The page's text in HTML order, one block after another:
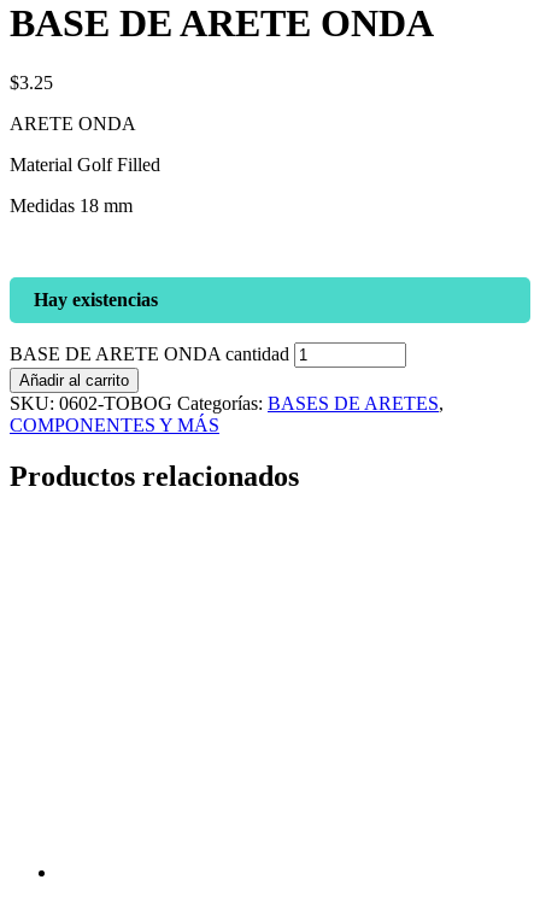
BASE DE ARETE ONDA
$3.25
ARETE ONDA
Material Golf Filled
Medidas 18 mm
Hay existencias
BASE DE ARETE ONDA cantidad
Añadir al carrito
SKU: 0602-TOBOG Categorías: BASES DE ARETES,
COMPONENTES Y MÁS
Productos relacionados